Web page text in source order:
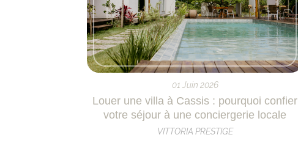
01 Juin 2026
Louer une villa à Cassis : pourquoi confier
votre séjour à une conciergerie locale
VITTORIA PRESTIGE